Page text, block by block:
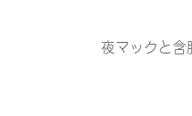
夜マックと含